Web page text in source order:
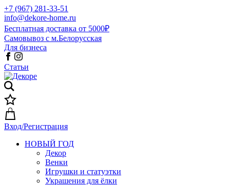
+7 (967) 281-33-51
info@dekore-home.ru
Бесплатная доставка от 5000₽
Самовывоз с м.Белорусская
Для бизнеса
Статьи
Вход/Регистрация
НОВЫЙ ГОД
Декор
Венки
Игрушки и статуэтки
Украшения для ёлки